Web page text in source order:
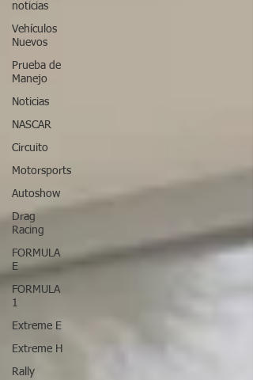
noticias
Vehículos
Nuevos
Prueba de
Manejo
Noticias
NASCAR
Circuito
Motorsports
Autoshow
Drag
Racing
FORMULA
E
FORMULA
1
Extreme E
Extreme H
Rally